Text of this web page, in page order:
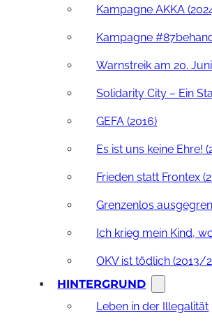
Kampagne AKKA
Kampagne
Warnstreik am 20.
Solidarity City – Ein
GEFA (2016)
Es ist uns keine Ehre!
Frieden statt Frontex
Grenzenlos
Ich krieg mein Kind,
OKV ist tödlich (2013/
HINTERGRUND
Leben in der Illegalität